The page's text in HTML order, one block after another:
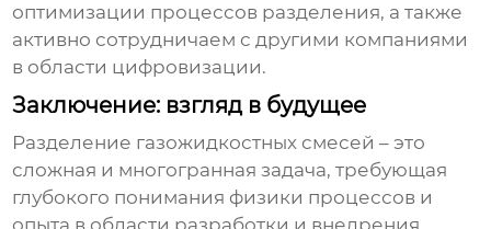
оптимизации процессов разделения, а также
активно сотрудничаем с другими компаниями
в области цифровизации.
Заключение: взгляд в будущее
Разделение газожидкостных смесей – это
сложная и многогранная задача, требующая
глубокого понимания физики процессов и